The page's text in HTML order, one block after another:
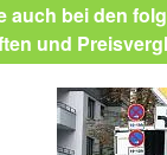
auch bei den
und